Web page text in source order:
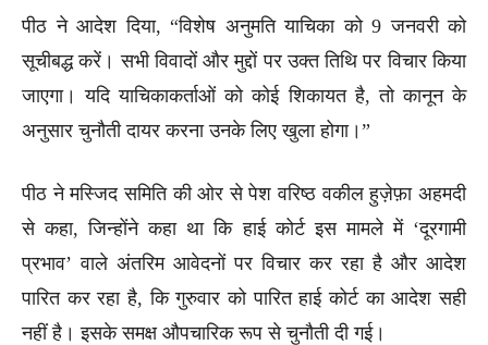
पीठ ने आदेश दिया, “विशेष अनुमति याचिका को 9 जनवरी को
सूचीबद्ध करें। सभी विवादों और मुद्दों पर उक्त तिथि पर विचार किया
जाएगा। यदि याचिकाकर्ताओं को कोई शिकायत है, तो कानून के
अनुसार चुनौती दायर करना उनके लिए खुला होगा।”
पीठ ने मस्जिद समिति की ओर से पेश वरिष्ठ वकील हुज़ेफ़ा अहमदी
से कहा, जिन्होंने कहा था कि हाई कोर्ट इस मामले में ‘दूरगामी
प्रभाव’ वाले अंतरिम आवेदनों पर विचार कर रहा है और आदेश
पारित कर रहा है, कि गुरुवार को पारित हाई कोर्ट का आदेश सही
नहीं है। इसके समक्ष औपचारिक रूप से चुनौती दी गई।